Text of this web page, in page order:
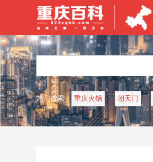
热门搜索： 重庆火锅 朝天门